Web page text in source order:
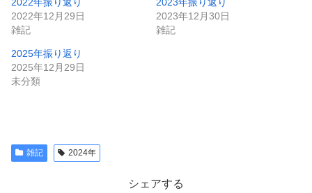
2022年12月29日
雑記
2023年12月30日
雑記
2025年振り返り
2025年12月29日
未分類
雑記 2024年
シェアする